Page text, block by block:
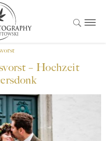
– Hochzeit